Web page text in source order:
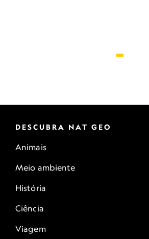
DESCUBRA NAT GEO
Animais
Meio ambiente
História
Ciência
Viagem